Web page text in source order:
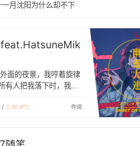
月沈阳为什么却不下
feat.HatsuneMik
面的夜景，我哼着旋律
有人把我落下时，我的
只幽灵。 大学的我，坐
现在的我
30.4℃ 作词